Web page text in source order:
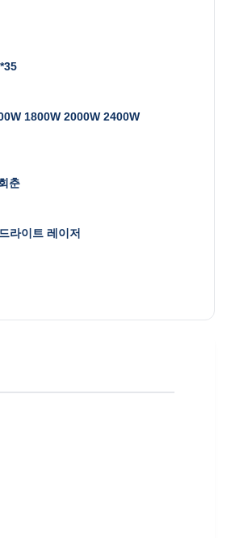
1800W 2000W 2400W
춘
라이트 레이저